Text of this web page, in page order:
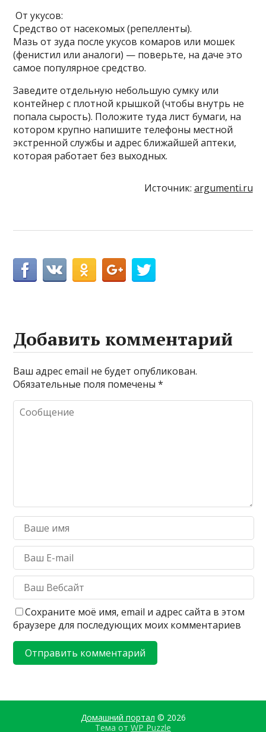
От укусов:
Средство от насекомых (репелленты).
Мазь от зуда после укусов комаров или мошек
(фенистил или аналоги) — поверьте, на даче это
самое популярное средство.
Заведите отдельную небольшую сумку или
контейнер с плотной крышкой (чтобы внутрь не
попала сырость). Положите туда лист бумаги, на
котором крупно напишите телефоны местной
экстренной службы и адрес ближайшей аптеки,
которая работает без выходных.
Источник: argumenti.ru
Добавить комментарий
Ваш адрес email не будет опубликован.
Обязательные поля помечены*
Сохраните моё имя, email и адрес сайта в этом
браузере для последующих моих комментариев
Домашний портал © 2026
Тема от WP Puzzle